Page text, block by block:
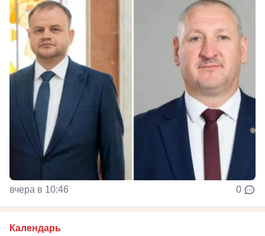
вчера в 10:46 0
Календарь